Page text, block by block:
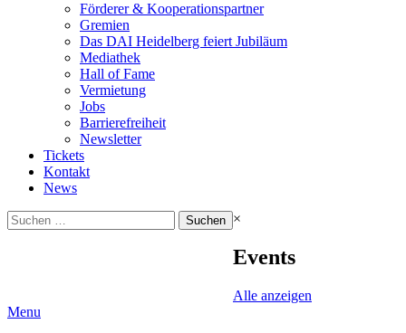
Förderer & Kooperationspartner
Gremien
Das DAI Heidelberg feiert Jubiläum
Mediathek
Hall of Fame
Vermietung
Jobs
Barrierefreiheit
Newsletter
Tickets
Kontakt
News
Suchen
nach:
×
Events
Alle anzeigen
Menu